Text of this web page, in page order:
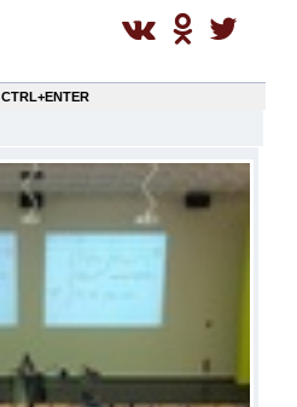
CTRL+ENTER